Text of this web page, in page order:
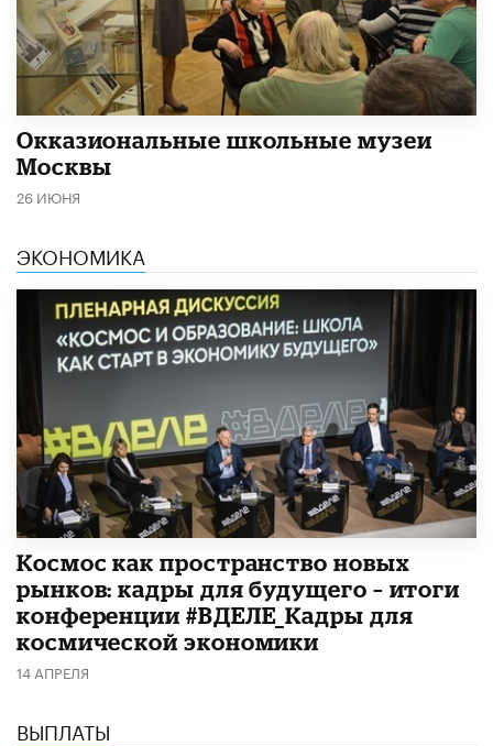
​Окказиональные школьные музеи
Москвы
26 ИЮНЯ
ЭКОНОМИКА
Космос как пространство новых
рынков: кадры для будущего – итоги
конференции #ВДЕЛЕ_Кадры для
космической экономики
14 АПРЕЛЯ
ВЫПЛАТЫ